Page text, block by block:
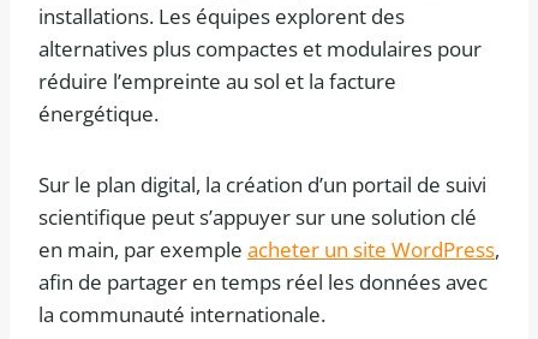
installations. Les équipes explorent des
alternatives plus compactes et modulaires pour
réduire l’empreinte au sol et la facture
énergétique.
Sur le plan digital, la création d’un portail de suivi
scientifique peut s’appuyer sur une solution clé
en main, par exemple acheter un site WordPress,
afin de partager en temps réel les données avec
la communauté internationale.